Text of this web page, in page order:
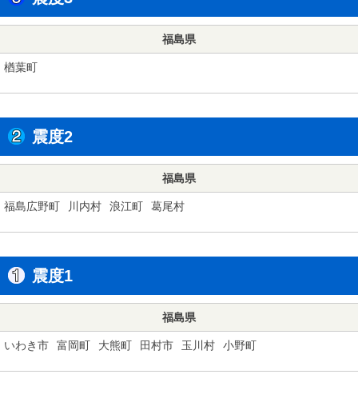
福島県
楢葉町
震度2
福島県
福島広野町 川内村 浪江町 葛尾村
震度1
福島県
いわき市 富岡町 大熊町 田村市 玉川村 小野町